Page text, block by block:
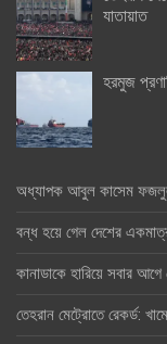
যাতায়াত
হরমুজ
অধ্যাপক আবুল কাসেম
বন্ধ হয়ে গেল দেশের
কানাডাকে হারিয়ে সবার
তেহরান মেট্রোতে রেকর্ড: